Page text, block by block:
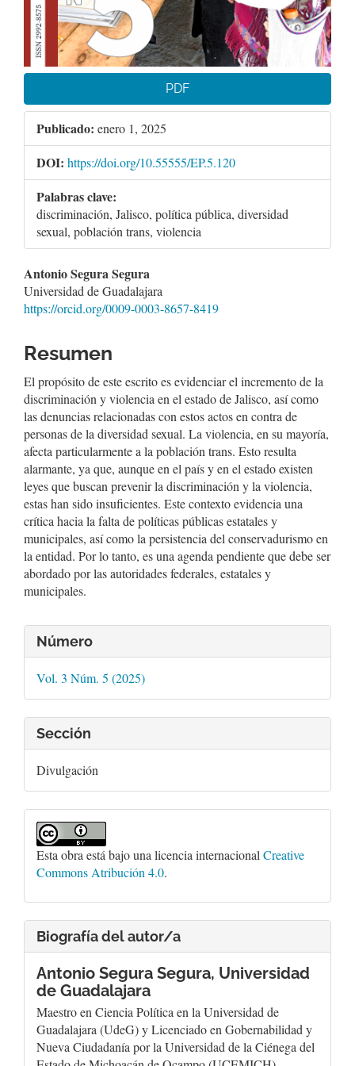
PDF
Publicado: enero 1, 2025
DOI: https://doi.org/10.55555/EP.5.120
Palabras clave:
discriminación, Jalisco, política pública, diversidad
sexual, población trans, violencia
Contenido
principal
del
Antonio Segura Segura
Universidad de Guadalajara
https://orcid.org/0009-0003-8657-8419
Resumen
El propósito de este escrito es evidenciar el incremento de la
discriminación y violencia en el estado de Jalisco, así como
las denuncias relacionadas con estos actos en contra de
personas de la diversidad sexual. La violencia, en su mayoría,
afecta particularmente a la población trans. Esto resulta
alarmante, ya que, aunque en el país y en el estado existen
leyes que buscan prevenir la discriminación y la violencia,
estas han sido insuficientes. Este contexto evidencia una
crítica hacia la falta de políticas públicas estatales y
municipales, así como la persistencia del conservadurismo en
la entidad. Por lo tanto, es una agenda pendiente que debe ser
abordado por las autoridades federales, estatales y
municipales.
Detalles
del
artículo
Número
Vol. 3 Núm. 5 (2025)
Sección
Divulgación
Esta obra está bajo una licencia internacional Creative
Commons Atribución 4.0.
Biografía del autor/a
Antonio Segura Segura, Universidad
de Guadalajara
Maestro en Ciencia Política en la Universidad de
Guadalajara (UdeG) y Licenciado en Gobernabilidad y
Nueva Ciudadanía por la Universidad de la Ciénega del